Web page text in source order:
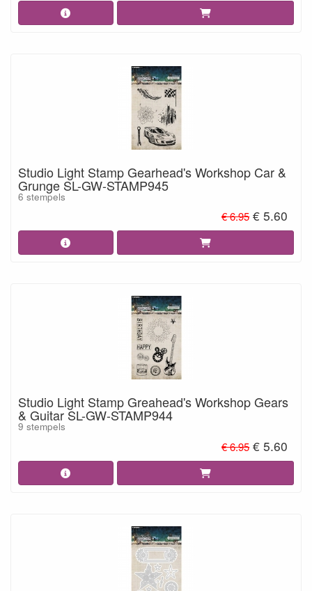
Studio Light Stamp Gearhead's Workshop Car &
Grunge SL-GW-STAMP945
6 stempels
€ 6.95 € 5.60
Studio Light Stamp Greahead's Workshop Gears
& Guitar SL-GW-STAMP944
9 stempels
€ 6.95 € 5.60